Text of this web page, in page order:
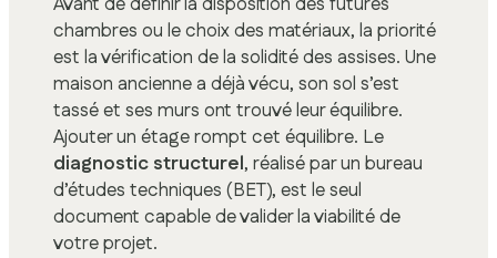
chambres ou le choix des matériaux, la priorité
est la vérification de la solidité des assises. Une
maison ancienne a déjà vécu, son sol s’est
tassé et ses murs ont trouvé leur équilibre.
Ajouter un étage rompt cet équilibre. Le
diagnostic structurel, réalisé par un bureau
d’études techniques (BET), est le seul
document capable de valider la viabilité de
votre projet.